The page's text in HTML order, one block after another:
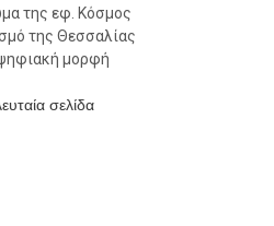
της εφ. Κόσμος
της Θεσσαλίας
μορφή